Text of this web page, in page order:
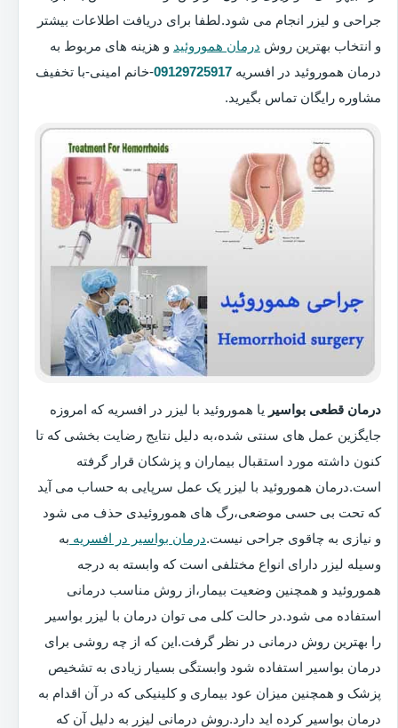
جراحی و لیزر انجام می شود.لطفا برای دریافت اطلاعات بیشتر
و انتخاب بهترین روش درمان هموروئید و هزینه های مربوط به
درمان هموروئید در افسریه 09129725917-خانم امینی-با تخفیف
مشاوره رایگان تماس بگیرید.
درمان قطعی بواسیر یا هموروئید با لیزر در افسریه که امروزه
جایگزین عمل های سنتی شده،به دلیل نتایج رضایت بخشی که تا
کنون داشته مورد استقبال بیماران و پزشکان قرار گرفته
است.درمان هموروئید با لیزر یک عمل سرپایی به حساب می آید
که تحت بی حسی موضعی،رگ های هموروئیدی حذف می شود
و نیازی به چاقوی جراحی نیست.درمان بواسیر در افسریه به
وسیله لیزر دارای انواع مختلفی است که وابسته به درجه
هموروئید و همچنین وضعیت بیمار،از روش مناسب درمانی
استفاده می شود.در حالت کلی می توان درمان با لیزر بواسیر
را بهترین روش درمانی در نظر گرفت.این که از چه روشی برای
درمان بواسیر استفاده شود وابستگی بسیار زیادی به تشخیص
پزشک و همچنین میزان عود بیماری و کلینیکی که در آن اقدام به
درمان بواسیر کرده اید دارد.روش درمانی لیزر به دلیل آن که